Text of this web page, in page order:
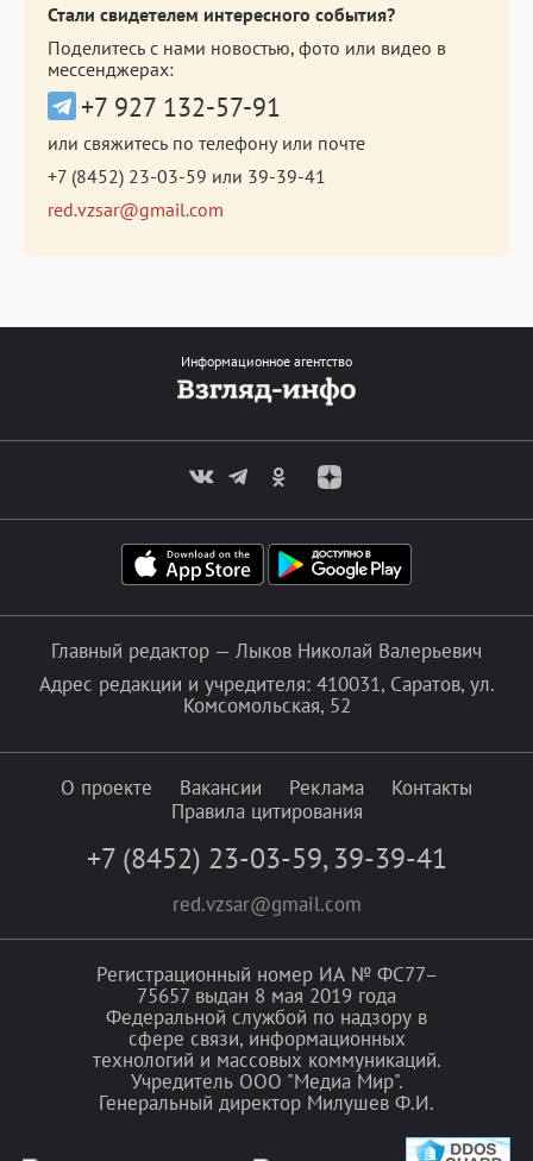
Стали свидетелем интересного события?
Поделитесь с нами новостью, фото или видео в
мессенджерах:
+7 927 132-57-91
или свяжитесь по телефону или почте
+7 (8452) 23-03-59 или 39-39-41
red.vzsar@gmail.com
Информационное агентство
Главный редактор — Лыков Николай Валерьевич
Адрес редакции и учредителя: 410031, Саратов, ул.
Комсомольская, 52
О проекте Вакансии Реклама
Контакты
Правила цитирования
+7 (8452) 23-03-59, 39-39-41
red.vzsar@gmail.com
Регистрационный номер ИА № ФС77–
75657 выдан 8 мая 2019 года
Федеральной службой по надзору в
сфере связи, информационных
технологий и массовых коммуникаций.
Учредитель ООО "Медиа Мир".
Генеральный директор Милушев Ф.И.